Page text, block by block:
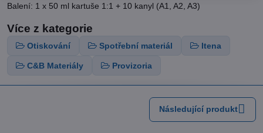
Balení: 1 x 50 ml kartuše 1:1 + 10 kanyl (A1, A2, A3)
Více z kategorie
Otiskování Spotřební materiál Itena
C&B Materiály Provizoria
Následující produkt